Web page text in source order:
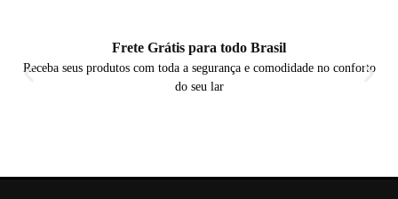
Frete Grátis para todo Brasil
Receba seus produtos com toda a segurança e comodidade no conforto
do seu lar